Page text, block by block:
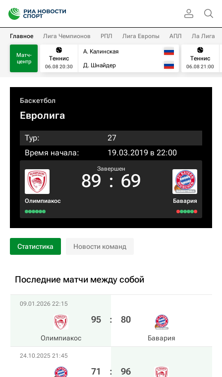
Главное Лига Чемпионов РПЛ Лига Европы АПЛ Ла Лига
Матч-
центр
Теннис
06.08 20:30
А. Калинская
Д. Шнайдер
Теннис
06.08 21:00
Баскетбол
Евролига
Тур:
27
Время начала:
19.03.2019 в 22:00
Олимпиакос
Завершен
89 : 69
Бавария
Статистика Новости команд
Последние матчи между собой
09.01.2026 22:15
Олимпиакос
95 : 80
Бавария
24.10.2025 21:45
71 : 96